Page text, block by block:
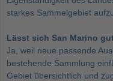
starkes Sammelgebiet
Lässt sich San Marino
Ja, weil neue passende
bestehende Sammlung
Gebiet übersichtlich und